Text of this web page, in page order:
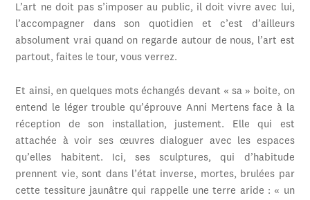
L’art ne doit pas s’imposer au public, il doit vivre avec lui,
l’accompagner dans son quotidien et c’est d’ailleurs
absolument vrai quand on regarde autour de nous, l’art est
partout, faites le tour, vous verrez.
Et ainsi, en quelques mots échangés devant « sa » boite, on
entend le léger trouble qu’éprouve Anni Mertens face à la
réception de son installation, justement. Elle qui est
attachée à voir ses œuvres dialoguer avec les espaces
qu’elles habitent. Ici, ses sculptures, qui d’habitude
prennent vie, sont dans l’état inverse, mortes, brulées par
cette tessiture jaunâtre qui rappelle une terre aride : « un